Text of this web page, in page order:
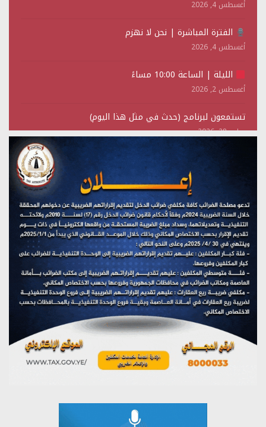
أغسطس 4, 2026
الفترة المباشرة | نحن لا نهزم
أغسطس 4, 2026
الليلة | الساعة 10:00 مساءً
أغسطس 2, 2026
تستمعون لبرنامج (حدث في مثل هذا اليوم)
يوليو 28, 2026
(نحن لا نهزم) بث مباشر
تستمعون لبرنامج (هندسة الوهم)
يوليو 28, 2026
مؤتمر صحفي لمركز عين الإنسانية حول جرائم تحالف العدوان
على اليمن
يوليو 27, 2026
تستمعون لبرنامج (مع السيد القائد)
يوليو 26, 2026